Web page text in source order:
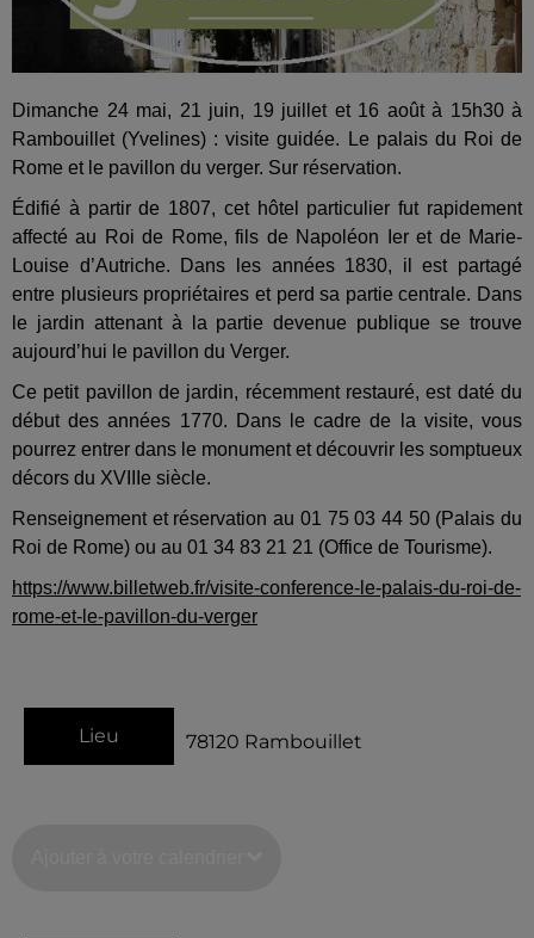
Dimanche 24 mai, 21 juin, 19 juillet et 16 août à 15h30 à
Rambouillet (Yvelines) : visite guidée. Le palais du Roi de
Rome et le pavillon du verger. Sur réservation.
Édifié à partir de 1807, cet hôtel particulier fut rapidement
affecté au Roi de Rome, fils de Napoléon Ier et de Marie-
Louise d’Autriche. Dans les années 1830, il est partagé
entre plusieurs propriétaires et perd sa partie centrale. Dans
le jardin attenant à la partie devenue publique se trouve
aujourd’hui le pavillon du Verger.
Ce petit pavillon de jardin, récemment restauré, est daté du
début des années 1770. Dans le cadre de la visite, vous
pourrez entrer dans le monument et découvrir les somptueux
décors du XVIIIe siècle.
Renseignement et réservation au 01 75 03 44 50 (Palais du
Roi de Rome) ou au 01 34 83 21 21 (Office de Tourisme).
https://www.billetweb.fr/visite-conference-le-palais-du-roi-de-
rome-et-le-pavillon-du-verger
Lieu 78120 Rambouillet